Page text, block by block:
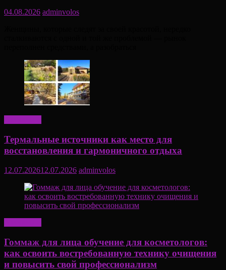
04.08.2026 adminvolos
Термальные источники как место для
восстановления и гармоничного отдыха
12.07.202612.07.2026 adminvolos
Гоммаж для лица обучение для косметологов:
как освоить востребованную технику очищения
и повысить свой профессионализм